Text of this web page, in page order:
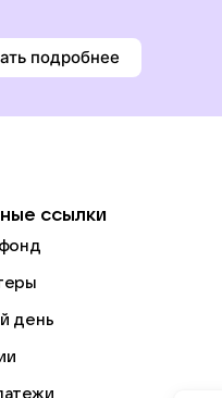
подробнее
ссылки
день